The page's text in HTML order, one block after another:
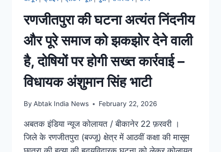
कानून|क्राइम|ब्रेकिंग न्यूज़|युवा|राजस्थान|राज्य
रणजीतपुरा की घटना अत्यंत निंदनीय
और पूरे समाज को झकझोर देने वाली
है, दोषियों पर होगी सख्त कार्रवाई –
विधायक अंशुमान सिंह भाटी